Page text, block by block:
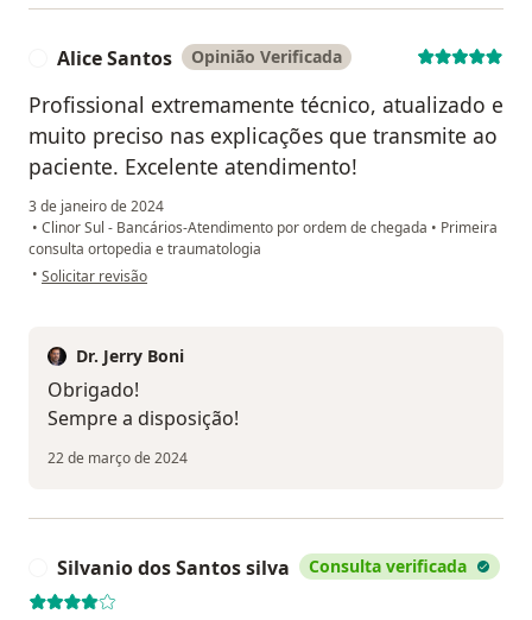
Alice Santos Opinião Verificada
Profissional extremamente técnico, atualizado e
muito preciso nas explicações que transmite ao
paciente. Excelente atendimento!
3 de janeiro de 2024
• Clinor Sul - Bancários-Atendimento por ordem de chegada • Primeira
consulta ortopedia e traumatologia
• na opinião do utilizador Alice Santos
Solicitar revisão
Dr. Jerry Boni
Obrigado!
Sempre a disposição!
22 de março de 2024
Silvanio dos Santos silva Consulta verificada